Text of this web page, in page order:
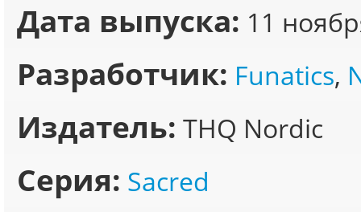
Дата выпуска: 11
Разработчик: Funatics,
Издатель: THQ Nordic
Серия: Sacred